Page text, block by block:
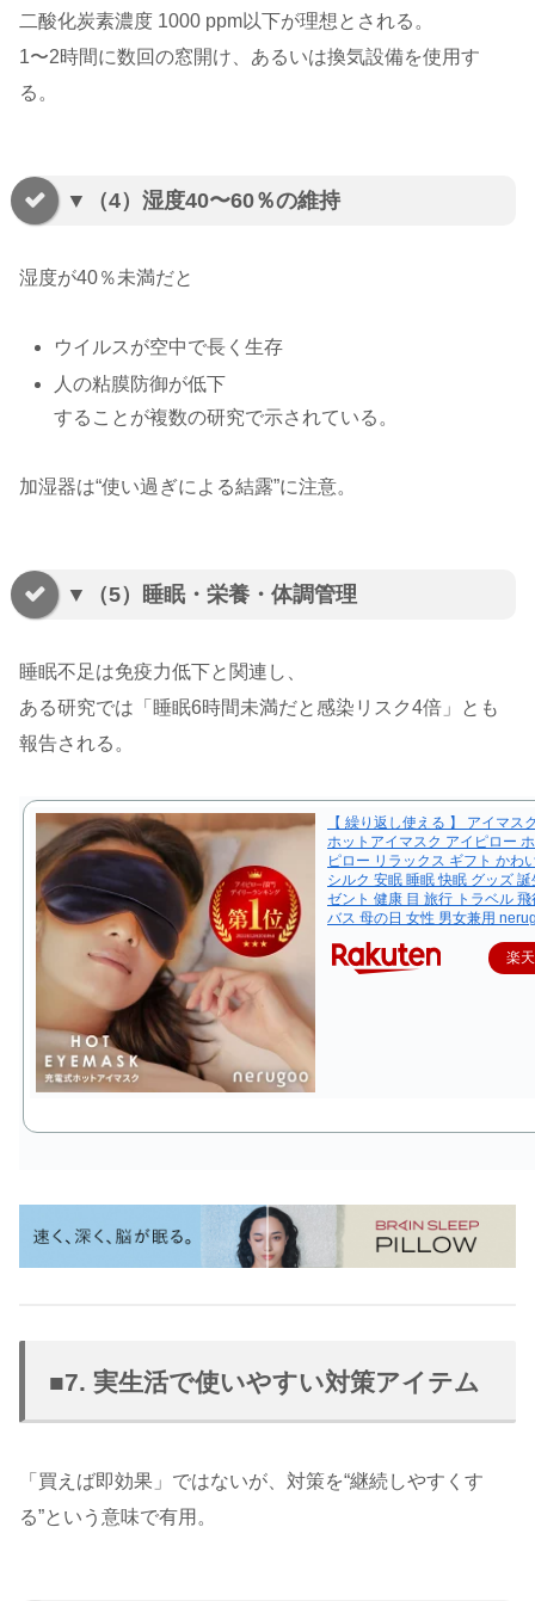
二酸化炭素濃度 1000 ppm以下が理想とされる。
1〜2時間に数回の窓開け、あるいは換気設備を使用す
る。
▼（4）湿度40〜60％の維持
湿度が40％未満だと
ウイルスが空中で長く生存
人の粘膜防御が低下
することが複数の研究で示されている。
加湿器は“使い過ぎによる結露”に注意。
▼（5）睡眠・栄養・体調管理
睡眠不足は免疫力低下と関連し、
ある研究では「睡眠6時間未満だと感染リスク4倍」とも
報告される。
【 繰り返し使える 】 アイマス
ホットアイマスク アイピロー
ピロー リラックス ギフト かわ
シルク 安眠 睡眠 快眠 グッズ
ゼント 健康 目 旅行 トラベル
バス 母の日 女性 男女兼用
楽
■7. 実生活で使いやすい対策アイテム
「買えば即効果」ではないが、対策を“継続しやすくす
る”という意味で有用。